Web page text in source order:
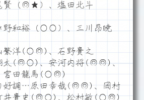
賢（◎★）、塩田北斗
野和裕（○○）、三川昂暁
繁洋(○◎)、石野貴之
太(◎○)、安河内将(◎◎)、
田龍馬(○◎)
好調…原田幸哉(◎◎)、岡村
井貴史(◎○)、松村敏(○◎)